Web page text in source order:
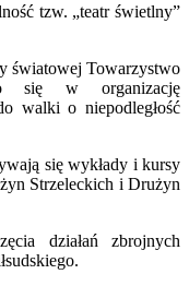
tzw. „teatr świetlny”
światowej Towarzystwo
się w organizację
walki o niepodległość
się wykłady i kursy
Strzeleckich i Drużyn
działań zbrojnych